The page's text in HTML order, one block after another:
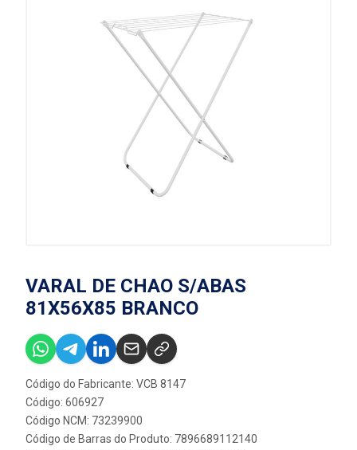
VARAL DE CHAO S/ABAS
81X56X85 BRANCO
Código do Fabricante: VCB 8147
Código: 606927
Código NCM: 73239900
Código de Barras do Produto: 7896689112140